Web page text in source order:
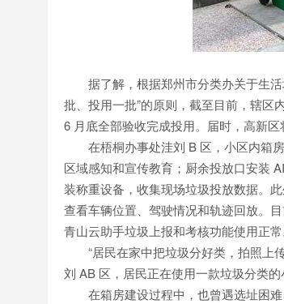
据了解，根据郑州市分类办关于生活
批、投用一批”的原则，截至目前，辖区
6 月底全部验收完成投用。届时，高新
在梧桐办事处洼刘 B 区，小区内箱房
区域感知和宣传教育；厨余投放口安装
装称重设备，收集现场垃圾投放数据。
查看车辆位置、驾驶情况和轨迹回放。
青山云助手垃圾上报和考核功能使用正常
“居民在家中把垃圾分好类，拍照上
刘 AB 区，居民正在使用一款垃圾分类的
在箱房建设过程中，也曾遇选址困难